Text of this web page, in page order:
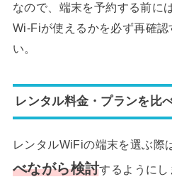
なので、端末を予約する前に
Wi-Fiが使えるかを必ず再確認
い。
レンタル料金・プランを比
レンタルWiFiの端末を選ぶ際
べながら検討するようにし